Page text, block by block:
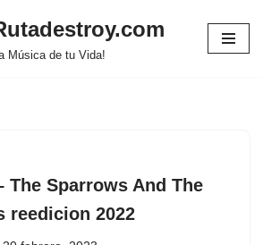
Música de tu Vida!
The Sparrows And The
reedicion 2022